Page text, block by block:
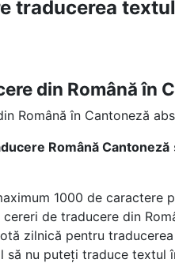
traducerea
din Română în
Română în Cantoneză
Română Cantoneză
1000 de caractere
de traducere din
zilnică pentru
nu puteți traduce textul